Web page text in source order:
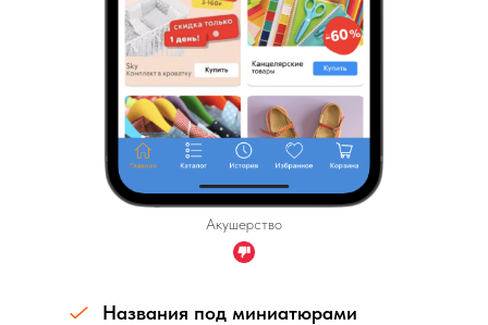
Акушерство
Названия под миниатюрами